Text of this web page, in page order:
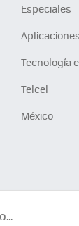
Especiales
Aplicaciones
Tecnología
Telcel
México